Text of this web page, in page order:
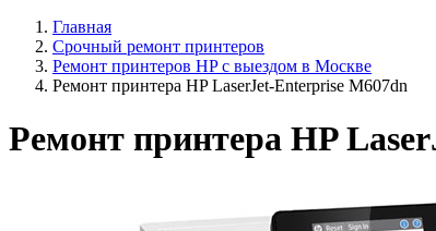
Главная
Срочный ремонт принтеров
Ремонт принтеров HP с выездом в Москве
Ремонт принтера HP LaserJet-Enterprise M607dn
Ремонт принтера HP